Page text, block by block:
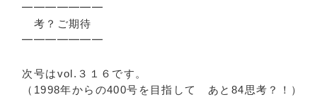
━━━━━━━
考？ご期待
━━━━━━━
次号はvol.３１６です。
（1998年からの400号を目指して あと84思考？！）